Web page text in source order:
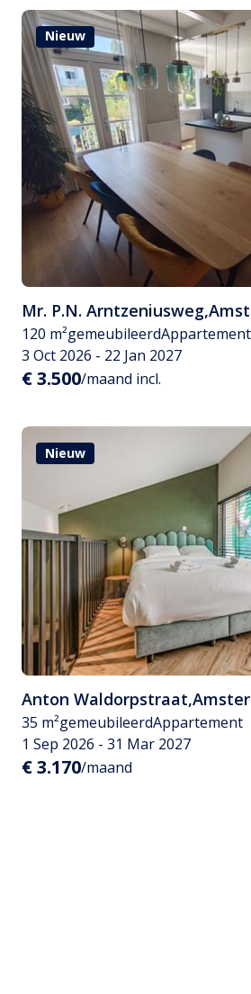
Nieuw
Mr. P.N. Arntzeniusweg,
120 m²gemeubileerdAppartement
3 Oct 2026 - 22 Jan 2027
€ 3.500/maand incl.
Nieuw
Anton Waldorpstraat,
35 m²gemeubileerdAppartement
1 Sep 2026 - 31 Mar 2027
€ 3.170/maand